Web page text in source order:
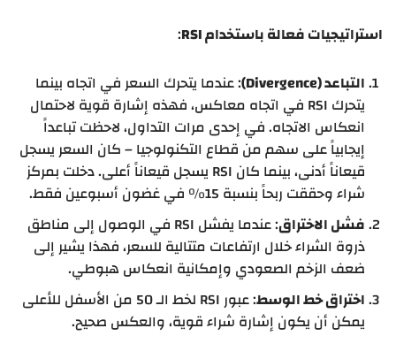
استراتيجيات فعالة باستخدام RSI
:
التباعد (Divergence)
: عندما يتحرك السعر في اتجاه بينما
يتحرك RSI في اتجاه معاكس، فهذه إشارة قوية لاحتمال
انعكاس الاتجاه. في إحدى مرات التداول، لاحظت تباعداً
إيجابياً على سهم من قطاع التكنولوجيا – كان السعر يسجل
قيعاناً أدنى، بينما كان RSI يسجل قيعاناً أعلى. دخلت بمركز
شراء وحققت ربحاً بنسبة 15% في غضون أسبوعين فقط.
فشل الاختراق
: عندما يفشل RSI في الوصول إلى مناطق
ذروة الشراء خلال ارتفاعات متتالية للسعر، فهذا يشير إلى
ضعف الزخم الصعودي وإمكانية انعكاس هبوطي.
اختراق خط الوسط
: عبور RSI لخط الـ 50 من الأسفل للأعلى
يمكن أن يكون إشارة شراء قوية، والعكس صحيح.